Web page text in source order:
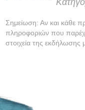
Σημείωση: Αν και κάθε
πληροφοριών που
στοιχεία της εκδήλωσης